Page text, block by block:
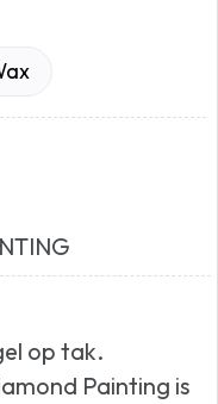
op tak.
Painting is